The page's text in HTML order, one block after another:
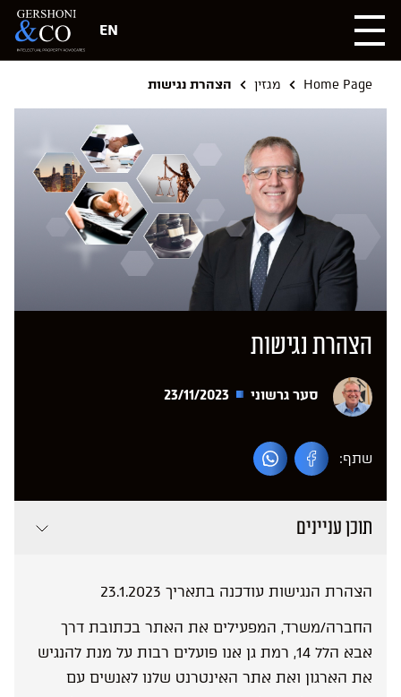
EN
Home Page מגזין הצהרת נגישות
הצהרת נגישות
סער גרשוני 23/11/2023
שתף:
תוכן עניינים
הצהרת הנגישות עודכנה בתאריך 23.1.2023
החברה/משרד, המפעילים את האתר בכתובת דרך
אבא הלל 14, רמת גן אנו פועלים רבות על מנת להנגיש
את הארגון ואת אתר האינטרנט שלנו לאנשים עם